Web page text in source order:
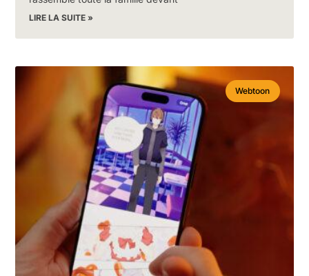
LIRE LA SUITE »
Webtoon